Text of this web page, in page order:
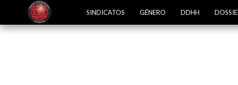
SINDICATOS GÉNERO DDHH